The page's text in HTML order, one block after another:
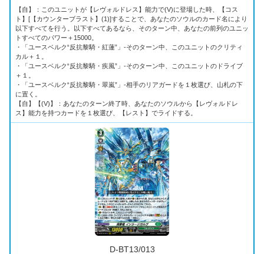
【自】：このユニットが【レヴォルドレス】能力で(V)に登場した時、【コス
ト】[【カウンターブラスト】(1)]することで、あなたのソウルのカード名により
以下すべてを行う。以下すべてあるなら、そのターン中、あなたの前列のユニッ
トすべてのパワー＋15000。
・「ユースベルク“反抗黎騎・紅蓮”」-そのターン中、このユニットのクリティ
カル＋１。
・「ユースベルク“反抗黎騎・疾風”」-そのターン中、このユニットのドライブ
＋１。
・「ユースベルク“反抗黎騎・翠嵐”」-相手のリアガードを１枚選び、山札の下
に置く。
【自】【(V)】：あなたのターン終了時、あなたのソウルから【レヴォルドレ
ス】能力を持つカードを１枚選び、【レスト】でライドする。
D-BT13/013